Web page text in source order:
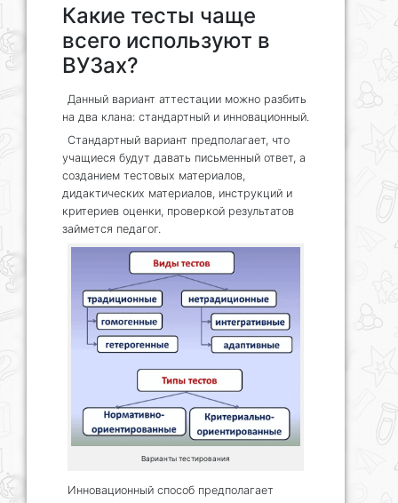
Какие тесты чаще
всего используют в
ВУЗах?
Данный вариант аттестации можно разбить
на два клана: стандартный и инновационный.
Стандартный вариант предполагает, что
учащиеся будут давать письменный ответ, а
созданием тестовых материалов,
дидактических материалов, инструкций и
критериев оценки, проверкой результатов
займется педагог.
Варианты тестирования
Инновационный способ предполагает